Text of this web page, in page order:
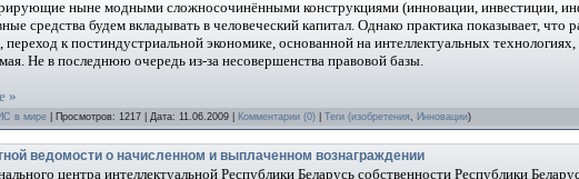
ныне модными сложносочинёнными конструкциями (инновации, инвестиции,
средства будем вкладывать в человеческий капитал. Однако практика показывает, что
переход к постиндустриальной экономике, основанной на интеллектуальных
Не в последнюю очередь из-за несовершенства правовой базы.
»
в мире | Просмотров: 1217 | Дата: 11.06.2009 Комментарии (0) Теги (изобретения, Инновации)
ведомости о начисленном и выплаченном вознаграждении
центра интеллектуальной Республики Беларусь собственности Республики